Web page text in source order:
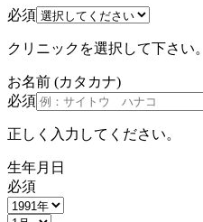
必須
クリニックを選択して下さい。
お名前 (カタカナ)
必須
正しく入力してください。
生年月日
必須